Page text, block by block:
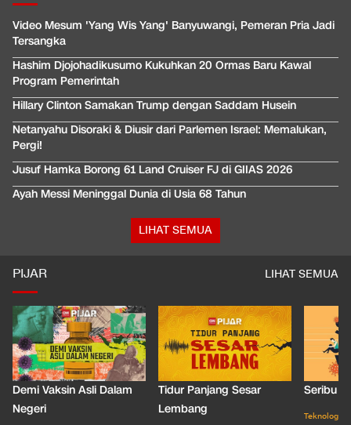
Video Mesum 'Yang Wis Yang' Banyuwangi, Pemeran Pria Jadi
Tersangka
Hashim Djojohadikusumo Kukuhkan 20 Ormas Baru Kawal
Program Pemerintah
Hillary Clinton Samakan Trump dengan Saddam Husein
Netanyahu Disoraki & Diusir dari Parlemen Israel: Memalukan,
Pergi!
Jusuf Hamka Borong 61 Land Cruiser FJ di GIIAS 2026
Ayah Messi Meninggal Dunia di Usia 68 Tahun
LIHAT SEMUA
PIJAR LIHAT SEMUA
Demi Vaksin Asli Dalam
Negeri
Tidur Panjang Sesar
Lembang
Seribu
Teknologi